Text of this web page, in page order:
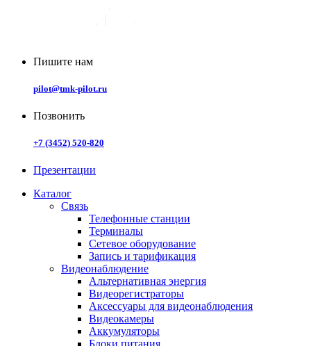
Пишите нам
pilot@tmk-pilot.ru
Позвонить
+7 (3452) 520-820
Презентации
Каталог
Связь
Телефонные станции
Терминалы
Сетевое оборудование
Запись и тарификация
Видеонаблюдение
Альтернативная энергия
Видеорегистраторы
Аксессуары для видеонаблюдения
Видеокамеры
Аккумуляторы